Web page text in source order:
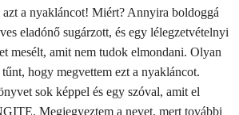
azt a nyakláncot! Miért? Annyira boldoggá
eladónő sugárzott, és egy lélegzetvételnyi
mesélt, amit nem tudok elmondani. Olyan
hogy megvettem ezt a nyakláncot.
sok képpel és egy szóval, amit el
Megjegyeztem a nevet, mert további